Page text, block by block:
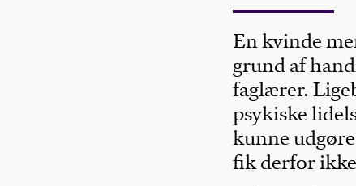
En kvinde
grund af
faglærer.
psykiske
kunne
fik derfor